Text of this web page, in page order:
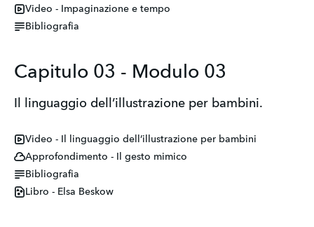
Video - Impaginazione e tempo
Bibliografia
Capitulo 03 - Modulo 03
Il linguaggio dell’illustrazione per bambini.
Video - Il linguaggio dell’illustrazione per bambini
Approfondimento - Il gesto mimico
Bibliografia
Libro - Elsa Beskow